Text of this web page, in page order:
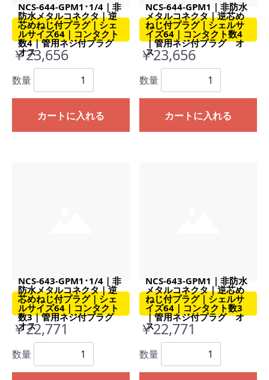
NCS-644-GPM1･1/4｜非
防水メタルコネクタ｜逆
芯めねじ付プラグ｜シェ
ルサイズ64｜コンタクト
数4｜管用ネジ付プラグ
オス
￥23,656
数量
カートに入れる
NCS-644-GPM1｜非防水
メタルコネクタ｜逆芯め
ねじ付プラグ｜シェルサ
イズ64｜コンタクト数4
｜管用ネジ付プラグ オ
ス
￥23,656
数量
カートに入れる
NCS-643-GPM1･1/4｜非
防水メタルコネクタ｜逆
芯めねじ付プラグ｜シェ
ルサイズ64｜コンタクト
数3｜管用ネジ付プラグ
オス
￥22,771
数量
NCS-643-GPM1｜非防水
メタルコネクタ｜逆芯め
ねじ付プラグ｜シェルサ
イズ64｜コンタクト数3
｜管用ネジ付プラグ オ
ス
￥22,771
数量